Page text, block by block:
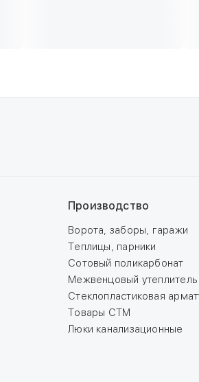
Производство
Ворота, заборы, гаражи
Теплицы, парники
Сотовый поликарбонат
Межвенцовый утеплитель
Стеклопластиковая
Товары СТМ
Люки канализационные